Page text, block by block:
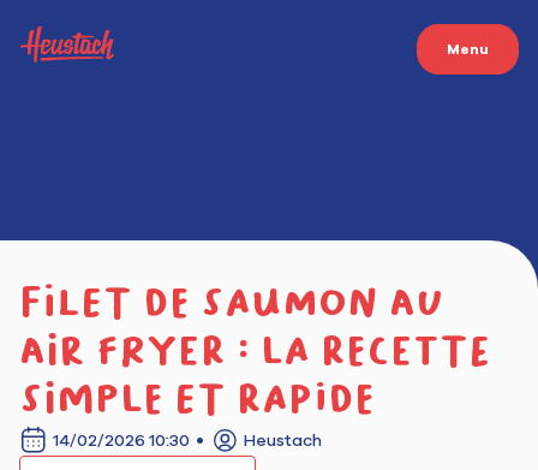
Menu
Filet de saumon au
air fryer : la recette
simple et rapide
14/02/2026 10:30 Heustach